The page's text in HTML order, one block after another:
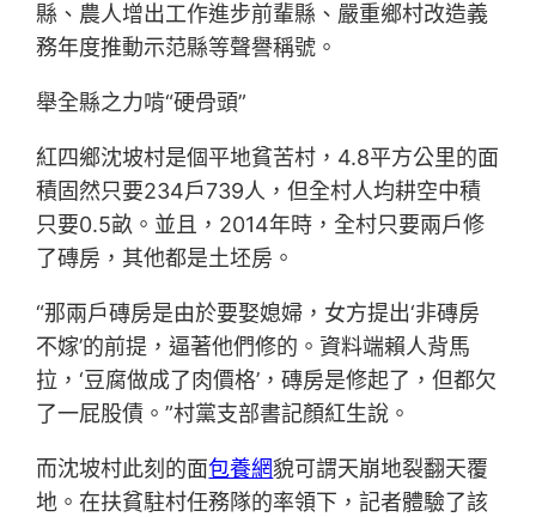
縣、農人增出工作進步前輩縣、嚴重鄉村改造義
務年度推動示范縣等聲譽稱號。
舉全縣之力啃“硬骨頭”
紅四鄉沈坡村是個平地貧苦村，4.8平方公里的面
積固然只要234戶739人，但全村人均耕空中積
只要0.5畝。並且，2014年時，全村只要兩戶修
了磚房，其他都是土坯房。
“那兩戶磚房是由於要娶媳婦，女方提出‘非磚房
不嫁’的前提，逼著他們修的。資料端賴人背馬
拉，‘豆腐做成了肉價格’，磚房是修起了，但都欠
了一屁股債。”村黨支部書記顏紅生說。
而沈坡村此刻的面包養網貌可謂天崩地裂翻天覆
地。在扶貧駐村任務隊的率領下，記者體驗了該